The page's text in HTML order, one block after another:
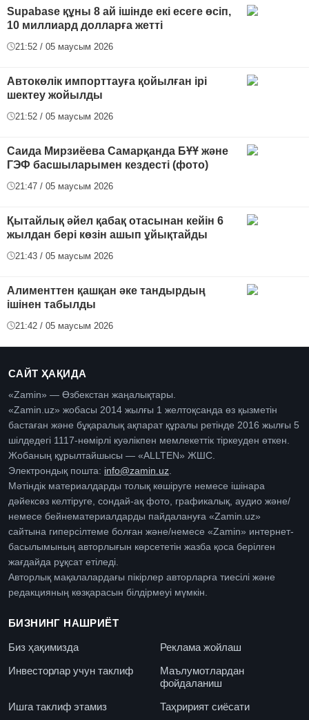
Supabase құны 8 ай ішінде екі есеге өсіп,
10 миллиард долларға жетті
21:52 / 05 маусым 2026
Автокөлік импорттауға қойылған ірі
шектеу жойылды
21:52 / 05 маусым 2026
Саида Мирзиёева Самарқанда БҰҰ және
ГЭФ басшыларымен кездесті (фото)
21:47 / 05 маусым 2026
Қытайлық әйел қабақ отасынан кейін 6
жылдан бері көзін ашып ұйықтайды
21:43 / 05 маусым 2026
Алименттен қашқан әке тандырдың
ішінен табылды
21:42 / 05 маусым 2026
САЙТ ҲАҚИДА
«Zamin» — Өзбекстан жаңалықтары.
«Zamin.uz» жобасы 2014 жылғы 1 желтоқсанда өз қызметін
бастаған және бұқаралық ақпарат құралы ретінде 2016 жылғы 5
шілдедегі 1117-нөмірлі куәлікпен мемлекеттік тіркеуден өткен.
Жобаның құрылтайшысы — «ALLTEN» ЖШС.
Электрондық пошта: info@zamin.uz
Мәтіндік материалдарды толық көшіруге немесе ішінара
дәйексөз келтіруге, сондай-ақ фото, графикалық, аудио және/
немесе бейнематериалдарды пайдалануға «Zamin.uz»
сайтына гиперсілтеме болған және/немесе «Zamin» интернет-
басылымының авторлығын көрсететін жазба қоса берілген
жағдайда рұқсат етіледі.
Авторлық мақалалардағы пікірлер авторларға тиесілі және
редакцияның көзқарасын білдірмеуі мүмкін.
БИЗНИНГ НАШРИЁТ
Биз ҳақимизда
Реклама жойлаш
Инвесторлар учун таклиф
Маълумотлардан
фойдаланиш
Ишга таклиф этамиз
Таҳририят сиёсати